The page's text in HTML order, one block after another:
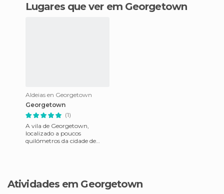
Lugares que ver em Georgetown
Aldeias en Georgetown
Georgetown
(1)
A vila de Georgetown,
localizado a poucos
quilómetros da cidade de
Atividades em Georgetown